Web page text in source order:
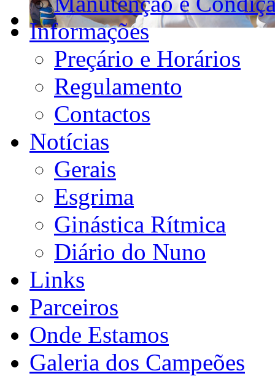
Informações
Preçário e Horários
Regulamento
Contactos
Notícias
Gerais
Esgrima
Ginástica Rítmica
Diário do Nuno
Links
Parceiros
Onde Estamos
Galeria dos Campeões